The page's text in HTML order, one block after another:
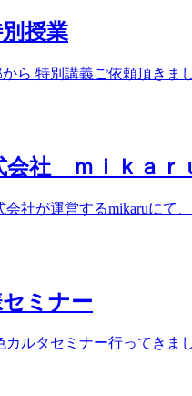
授業
ら 特別講義ご依頼頂きま
会社 ｍｉｋａｒ
社が運営するmikaruにて
ミナー
カルタセミナー行ってきま